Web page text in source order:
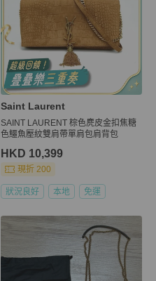
Saint Laurent
SAINT LAURENT 棕色麂皮金扣焦糖
色鱷魚壓紋雙肩帶單肩包肩背包
HKD 10,399
現折 200
狀況良好 本地 免運